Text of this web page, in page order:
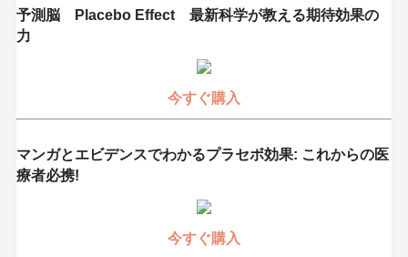
予測脳 Placebo Effect 最新科学が教える期待効果の
力
今すぐ購入
マンガとエビデンスでわかるプラセボ効果: これからの医
療者必携!
今すぐ購入